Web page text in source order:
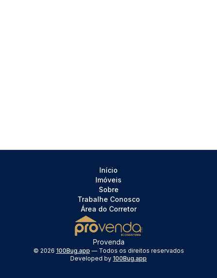
Início
Imóveis
Sobre
Trabalhe Conosco
Área do Corretor
Provenda
© 2026 100Bug.app — Todos os direitos reservados
Developed by 100Bug.app